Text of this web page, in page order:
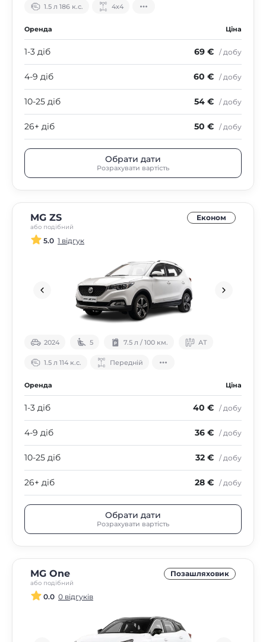
1.5 л 186 к.с. 4х4
Оренда Ціна
1-3 діб 69 € / добу
4-9 діб 60 € / добу
10-25 діб 54 € / добу
26+ діб 50 € / добу
Обрати дати
Розрахувати вартість
MG ZS
або подібний
Економ
5.0 1 відгук
2024 5 7.5 л / 100 км. АТ
1.5 л 114 к.с. Передній
Оренда Ціна
1-3 діб 40 € / добу
4-9 діб 36 € / добу
10-25 діб 32 € / добу
26+ діб 28 € / добу
Обрати дати
Розрахувати вартість
MG One
або подібний
Позашляховик
0.0 0 відгуків